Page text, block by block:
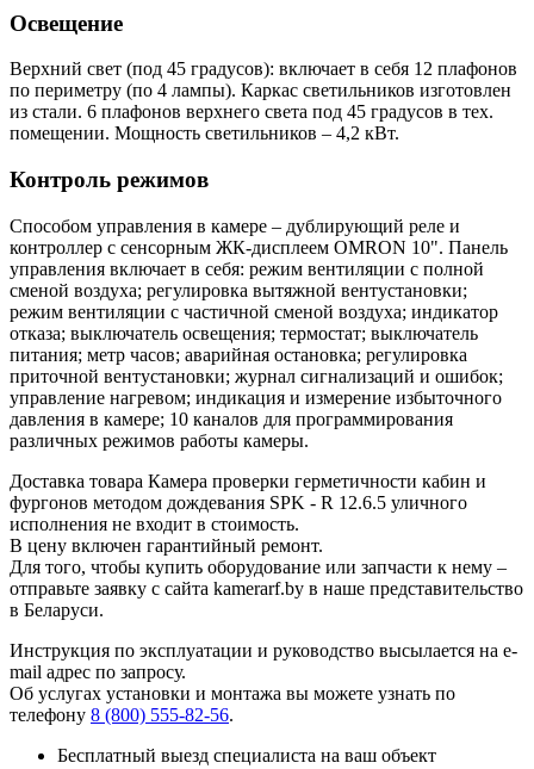
Освещение
Верхний свет (под 45 градусов): включает в себя 12 плафонов
по периметру (по 4 лампы). Каркас светильников изготовлен
из стали. 6 плафонов верхнего света под 45 градусов в тех.
помещении. Мощность светильников – 4,2 кВт.
Контроль режимов
Способом управления в камере – дублирующий реле и
контроллер с сенсорным ЖК-дисплеем OMRON 10". Панель
управления включает в себя: режим вентиляции с полной
сменой воздуха; регулировка вытяжной вентустановки;
режим вентиляции с частичной сменой воздуха; индикатор
отказа; выключатель освещения; термостат; выключатель
питания; метр часов; аварийная остановка; регулировка
приточной вентустановки; журнал сигнализаций и ошибок;
управление нагревом; индикация и измерение избыточного
давления в камере; 10 каналов для программирования
различных режимов работы камеры.
Доставка товара Камера проверки герметичности кабин и
фургонов методом дождевания SPK ‐ R 12.6.5 уличного
исполнения не входит в стоимость.
В цену включен гарантийный ремонт.
Для того, чтобы купить оборудование или запчасти к нему –
отправьте заявку с сайта kamerarf.by в наше представительство
в Беларуси.
Инструкция по эксплуатации и руководство высылается на e-
mail адрес по запросу.
Об услугах установки и монтажа вы можете узнать по
телефону 8 (800) 555-82-56.
Бесплатный выезд специалиста на ваш объект